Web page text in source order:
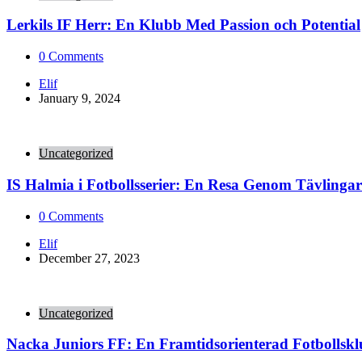
Lerkils IF Herr: En Klubb Med Passion och Potential
0 Comments
Posted
by
Elif
January 9, 2024
Uncategorized
IS Halmia i Fotbollsserier: En Resa Genom Tävlingar
0 Comments
Posted
by
Elif
December 27, 2023
Uncategorized
Nacka Juniors FF: En Framtidsorienterad